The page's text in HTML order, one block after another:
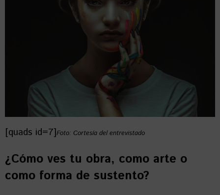
[quads id=7]Foto: Cortesía del entrevistado
¿Cómo ves tu obra, como arte o
como forma de sustento?